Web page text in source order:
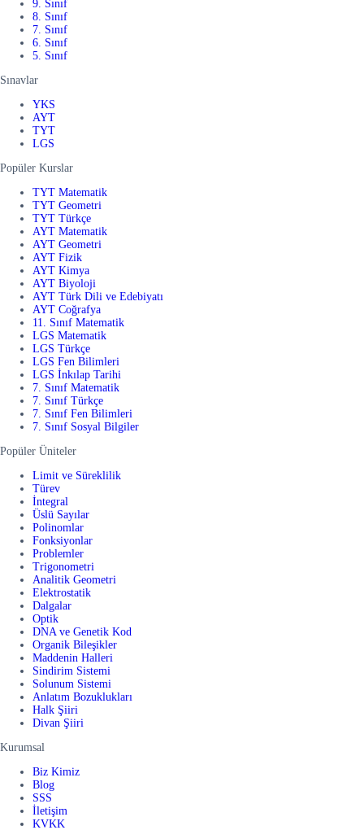
9. Sınıf
8. Sınıf
7. Sınıf
6. Sınıf
5. Sınıf
Sınavlar
YKS
AYT
TYT
LGS
Popüler Kurslar
TYT Matematik
TYT Geometri
TYT Türkçe
AYT Matematik
AYT Geometri
AYT Fizik
AYT Kimya
AYT Biyoloji
AYT Türk Dili ve Edebiyatı
AYT Coğrafya
11. Sınıf Matematik
LGS Matematik
LGS Türkçe
LGS Fen Bilimleri
LGS İnkılap Tarihi
7. Sınıf Matematik
7. Sınıf Türkçe
7. Sınıf Fen Bilimleri
7. Sınıf Sosyal Bilgiler
Popüler Üniteler
Limit ve Süreklilik
Türev
İntegral
Üslü Sayılar
Polinomlar
Fonksiyonlar
Problemler
Trigonometri
Analitik Geometri
Elektrostatik
Dalgalar
Optik
DNA ve Genetik Kod
Organik Bileşikler
Maddenin Halleri
Sindirim Sistemi
Solunum Sistemi
Anlatım Bozuklukları
Halk Şiiri
Divan Şiiri
Kurumsal
Biz Kimiz
Blog
SSS
İletişim
KVKK